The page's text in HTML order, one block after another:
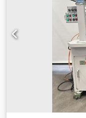
Dokumentation
Vægt: 1700 kg